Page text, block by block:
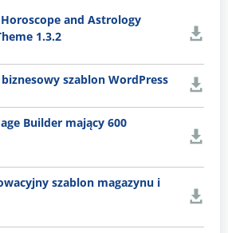
and Astrology
1.3.2
szablon WordPress
Builder mający 600
szablon magazynu i